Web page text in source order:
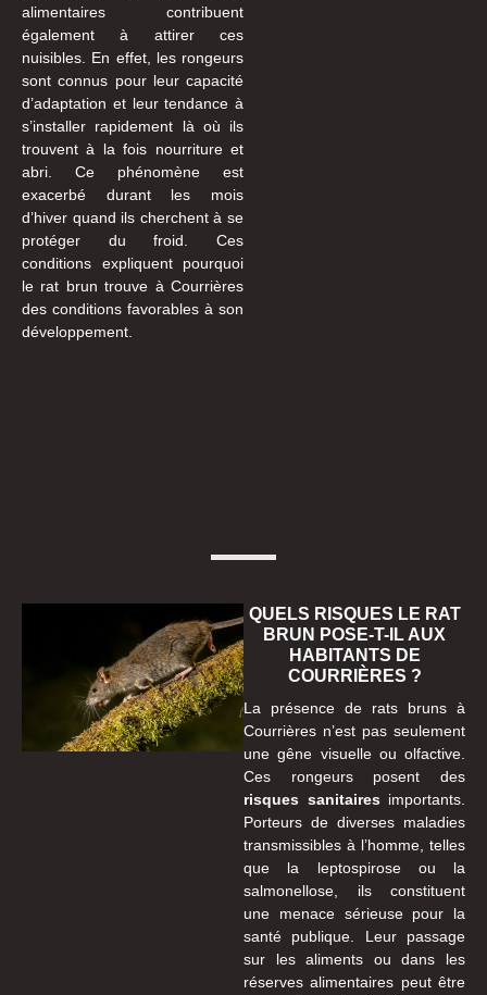
alimentaires contribuent
également à attirer ces
nuisibles. En effet, les rongeurs
sont connus pour leur capacité
d’adaptation et leur tendance à
s’installer rapidement là où ils
trouvent à la fois nourriture et
abri. Ce phénomène est
exacerbé durant les mois
d’hiver quand ils cherchent à se
protéger du froid. Ces
conditions expliquent pourquoi
le rat brun trouve à Courrières
des conditions favorables à son
développement.
QUELS RISQUES LE RAT
BRUN POSE-T-IL AUX
HABITANTS DE
COURRIÈRES ?
La présence de rats bruns à
Courrières n’est pas seulement
une gêne visuelle ou olfactive.
Ces rongeurs posent des
risques sanitairesimportants.
Porteurs de diverses maladies
transmissibles à l’homme, telles
que la leptospirose ou la
salmonellose, ils constituent
une menace sérieuse pour la
santé publique. Leur passage
sur les aliments ou dans les
réserves alimentaires peut être